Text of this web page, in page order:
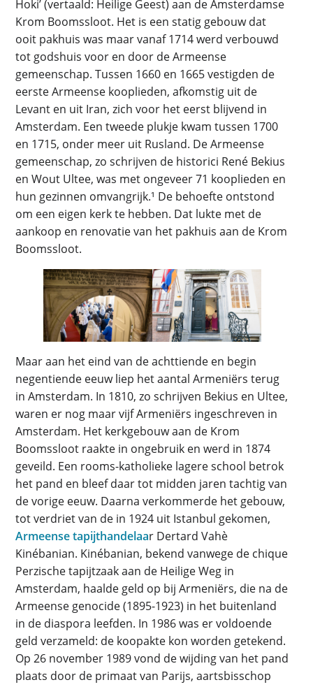
Hoki’ (vertaald: Heilige Geest) aan de Amsterdamse
Krom Boomssloot. Het is een statig gebouw dat
ooit pakhuis was maar vanaf 1714 werd verbouwd
tot godshuis voor en door de Armeense
gemeenschap. Tussen 1660 en 1665 vestigden de
eerste Armeense kooplieden, afkomstig uit de
Levant en uit Iran, zich voor het eerst blijvend in
Amsterdam. Een tweede plukje kwam tussen 1700
en 1715, onder meer uit Rusland. De Armeense
gemeenschap, zo schrijven de historici René Bekius
en Wout Ultee, was met ongeveer 71 kooplieden en
hun gezinnen omvangrijk.¹ De behoefte ontstond
om een eigen kerk te hebben. Dat lukte met de
aankoop en renovatie van het pakhuis aan de Krom
Boomssloot.
Maar aan het eind van de achttiende en begin
negentiende eeuw liep het aantal Armeniërs terug
in Amsterdam. In 1810, zo schrijven Bekius en Ultee,
waren er nog maar vijf Armeniërs ingeschreven in
Amsterdam. Het kerkgebouw aan de Krom
Boomssloot raakte in ongebruik en werd in 1874
geveild. Een rooms-katholieke lagere school betrok
het pand en bleef daar tot midden jaren tachtig van
de vorige eeuw. Daarna verkommerde het gebouw,
tot verdriet van de in 1924 uit Istanbul gekomen,
Armeense tapijthandelaar Dertard Vahè
Kinébanian. Kinébanian, bekend vanwege de chique
Perzische tapijtzaak aan de Heilige Weg in
Amsterdam, haalde geld op bij Armeniërs, die na de
Armeense genocide (1895-1923) in het buitenland
in de diaspora leefden. In 1986 was er voldoende
geld verzameld: de koopakte kon worden getekend.
Op 26 november 1989 vond de wijding van het pand
plaats door de primaat van Parijs, aartsbisschop